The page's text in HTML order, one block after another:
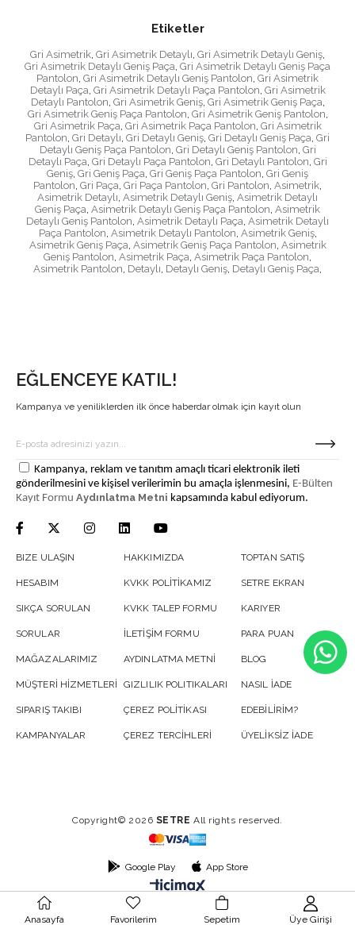
Etiketler
Gri Asimetrik, Gri Asimetrik Detaylı, Gri Asimetrik Detaylı Geniş,
Gri Asimetrik Detaylı Geniş Paça, Gri Asimetrik Detaylı Geniş Paça
Pantolon, Gri Asimetrik Detaylı Geniş Pantolon, Gri Asimetrik
Detaylı Paça, Gri Asimetrik Detaylı Paça Pantolon, Gri Asimetrik
Detaylı Pantolon, Gri Asimetrik Geniş, Gri Asimetrik Geniş Paça,
Gri Asimetrik Geniş Paça Pantolon, Gri Asimetrik Geniş Pantolon,
Gri Asimetrik Paça, Gri Asimetrik Paça Pantolon, Gri Asimetrik
Pantolon, Gri Detaylı, Gri Detaylı Geniş, Gri Detaylı Geniş Paça, Gri
Detaylı Geniş Paça Pantolon, Gri Detaylı Geniş Pantolon, Gri
Detaylı Paça, Gri Detaylı Paça Pantolon, Gri Detaylı Pantolon, Gri
Geniş, Gri Geniş Paça, Gri Geniş Paça Pantolon, Gri Geniş
Pantolon, Gri Paça, Gri Paça Pantolon, Gri Pantolon, Asimetrik,
Asimetrik Detaylı, Asimetrik Detaylı Geniş, Asimetrik Detaylı
Geniş Paça, Asimetrik Detaylı Geniş Paça Pantolon, Asimetrik
Detaylı Geniş Pantolon, Asimetrik Detaylı Paça, Asimetrik Detaylı
Paça Pantolon, Asimetrik Detaylı Pantolon, Asimetrik Geniş,
Asimetrik Geniş Paça, Asimetrik Geniş Paça Pantolon, Asimetrik
Geniş Pantolon, Asimetrik Paça, Asimetrik Paça Pantolon,
Asimetrik Pantolon, Detaylı, Detaylı Geniş, Detaylı Geniş Paça,
EĞLENCEYE KATIL!
Kampanya ve yeniliklerden ilk önce haberdar olmak için kayıt olun
Kampanya, reklam ve tanıtım amaçlı ticari elektronik ileti
gönderilmesini ve kişisel verilerimin bu amaçla işlenmesini, E-Bülten
Kayıt Formu Aydınlatma Metni kapsamında kabul ediyorum.
BIZE ULAŞIN
HESABIM
SIKÇA SORULAN
SORULAR
MAĞAZALARIMIZ
MÜŞTERİ HİZMETLERİ
SIPARIŞ TAKIBI
KAMPANYALAR
HAKKIMIZDA
KVKK POLİTİKAMIZ
KVKK TALEP FORMU
İLETİŞİM FORMU
AYDINLATMA METNİ
GIZLILIK POLITIKALARI
ÇEREZ POLİTİKASI
ÇEREZ TERCİHLERİ
TOPTAN SATIŞ
SETRE EKRAN
KARIYER
PARA PUAN
BLOG
NASIL İADE
EDEBİLİRİM?
ÜYELİKSİZ İADE
Copyright© 2026 SETRE All rights reserved.
Google Play App Store
Anasayfa Favorilerim Sepetim Üye Girişi